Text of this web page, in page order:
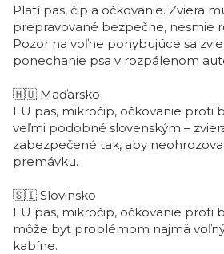
Platí pas, čip a očkovanie. Zviera
prepravované bezpečne, nesmie
Pozor na voľne pohybujúce sa
ponechanie psa v rozpálenom
🇭🇺Maďarsko
EU pas, mikročip, očkovanie proti
veľmi podobné slovenským –
zabezpečené tak, aby
premávku.
🇸🇮Slovinsko
EU pas, mikročip, očkovanie proti
môže byť problémom najmä
kabíne.